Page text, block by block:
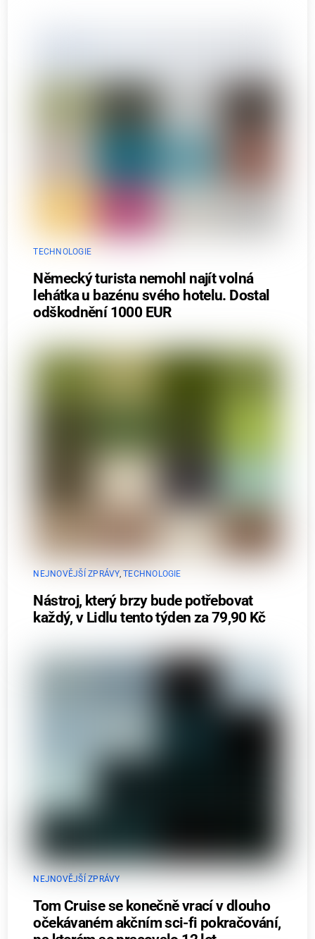
TECHNOLOGIE
Německý turista nemohl najít volná
lehátka u bazénu svého hotelu. Dostal
odškodnění 1000 EUR
NEJNOVĚJŠÍ ZPRÁVY,TECHNOLOGIE
Nástroj, který brzy bude potřebovat
každý, v Lidlu tento týden za 79,90 Kč
NEJNOVĚJŠÍ ZPRÁVY
Tom Cruise se konečně vrací v dlouho
očekávaném akčním sci-fi pokračování,